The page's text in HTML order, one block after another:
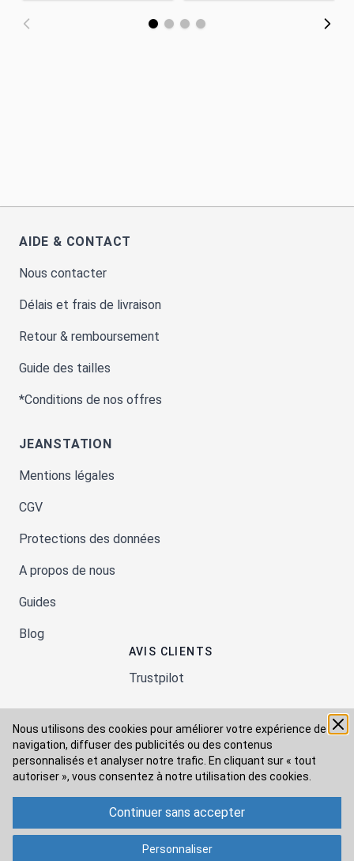
Nous utilisons des cookies pour améliorer votre expérience de
navigation, diffuser des publicités ou des contenus
personnalisés et analyser notre trafic. En cliquant sur « tout
autoriser », vous consentez à notre utilisation des cookies.
Continuer sans accepter
Personnaliser
AIDE & CONTACT
Nous contacter
Délais et frais de livraison
Retour & remboursement
Guide des tailles
*Conditions de nos offres
JEANSTATION
Mentions légales
CGV
Protections des données
A propos de nous
Guides
Blog
AVIS CLIENTS
Trustpilot
Moyens de paiement
Modes de livraison